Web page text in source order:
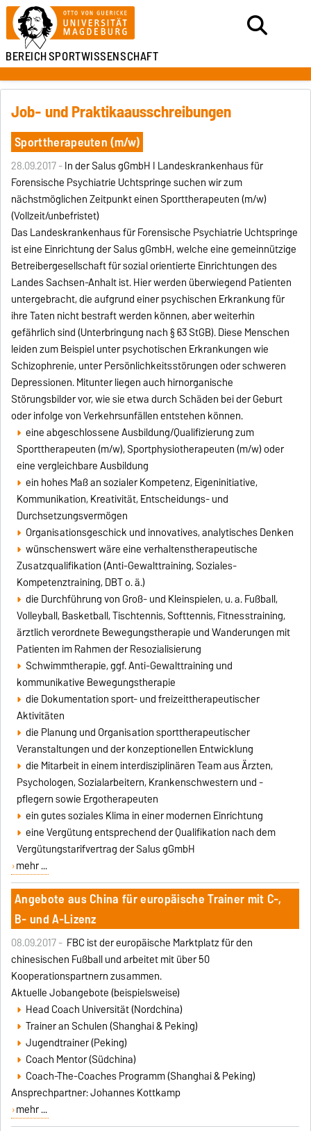
BEREICHSPORTWISSENSCHAFT
Job- und Praktikaausschreibungen
Sporttherapeuten (m/w)
28.09.2017 -In der Salus gGmbH I Landeskrankenhaus für
Forensische Psychiatrie Uchtspringe suchen wir zum
nächstmöglichen Zeitpunkt einen Sporttherapeuten (m/w)
(Vollzeit/unbefristet)
Das Landeskrankenhaus für Forensische Psychiatrie Uchtspringe
ist eine Einrichtung der Salus gGmbH, welche eine gemeinnützige
Betreibergesellschaft für sozial orientierte Einrichtungen des
Landes Sachsen-Anhalt ist. Hier werden überwiegend Patienten
untergebracht, die aufgrund einer psychischen Erkrankung für
ihre Taten nicht bestraft werden können, aber weiterhin
gefährlich sind (Unterbringung nach § 63 StGB). Diese Menschen
leiden zum Beispiel unter psychotischen Erkrankungen wie
Schizophrenie, unter Persönlichkeitsstörungen oder schweren
Depressionen. Mitunter liegen auch hirnorganische
Störungsbilder vor, wie sie etwa durch Schäden bei der Geburt
oder infolge von Verkehrsunfällen entstehen können.
eine abgeschlossene Ausbildung/Qualifizierung zum
Sporttherapeuten (m/w), Sportphysiotherapeuten (m/w) oder
eine vergleichbare Ausbildung
ein hohes Maß an sozialer Kompetenz, Eigeninitiative,
Kommunikation, Kreativität, Entscheidungs- und
Durchsetzungsvermögen
Organisationsgeschick und innovatives, analytisches Denken
wünschenswert wäre eine verhaltenstherapeutische
Zusatzqualifikation (Anti-Gewalttraining, Soziales-
Kompetenztraining, DBT o. ä.)
die Durchführung von Groß- und Kleinspielen, u. a. Fußball,
Volleyball, Basketball, Tischtennis, Softtennis, Fitnesstraining,
ärztlich verordnete Bewegungstherapie und Wanderungen mit
Patienten im Rahmen der Resozialisierung
Schwimmtherapie, ggf. Anti-Gewalttraining und
kommunikative Bewegungstherapie
die Dokumentation sport- und freizeittherapeutischer
Aktivitäten
die Planung und Organisation sporttherapeutischer
Veranstaltungen und der konzeptionellen Entwicklung
die Mitarbeit in einem interdisziplinären Team aus Ärzten,
Psychologen, Sozialarbeitern, Krankenschwestern und -
pflegern sowie Ergotherapeuten
ein gutes soziales Klima in einer modernen Einrichtung
eine Vergütung entsprechend der Qualifikation nach dem
Vergütungstarifvertrag der Salus gGmbH
mehr ...
Angebote aus China für europäische Trainer mit C-,
B- und A-Lizenz
08.09.2017 - FBC ist der europäische Marktplatz für den
chinesischen Fußball und arbeitet mit über 50
Kooperationspartnern zusammen.
Aktuelle Jobangebote (beispielsweise)
Head Coach Universität (Nordchina)
Trainer an Schulen (Shanghai & Peking)
Jugendtrainer (Peking)
Coach Mentor (Südchina)
Coach-The-Coaches Programm (Shanghai & Peking)
Ansprechpartner: Johannes Kottkamp
mehr ...